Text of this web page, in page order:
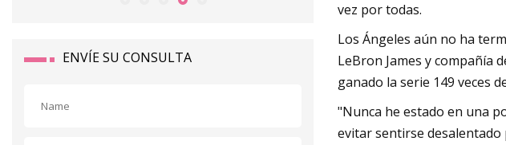
ENVÍE SU CONSULTA
vez por todas.
Los Ángeles aún no ha
LeBron James y compañía
ganado la serie 149 veces
"Nunca he estado en una
evitar sentirse desalentado